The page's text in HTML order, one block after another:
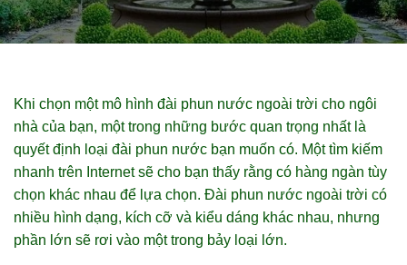
Khi chọn một mô hình đài phun nước ngoài trời cho ngôi
nhà của bạn, một trong những bước quan trọng nhất là
quyết định loại đài phun nước bạn muốn có. Một tìm kiếm
nhanh trên Internet sẽ cho bạn thấy rằng có hàng ngàn tùy
chọn khác nhau để lựa chọn. Đài phun nước ngoài trời có
nhiều hình dạng, kích cỡ và kiểu dáng khác nhau, nhưng
phần lớn sẽ rơi vào một trong bảy loại lớn.